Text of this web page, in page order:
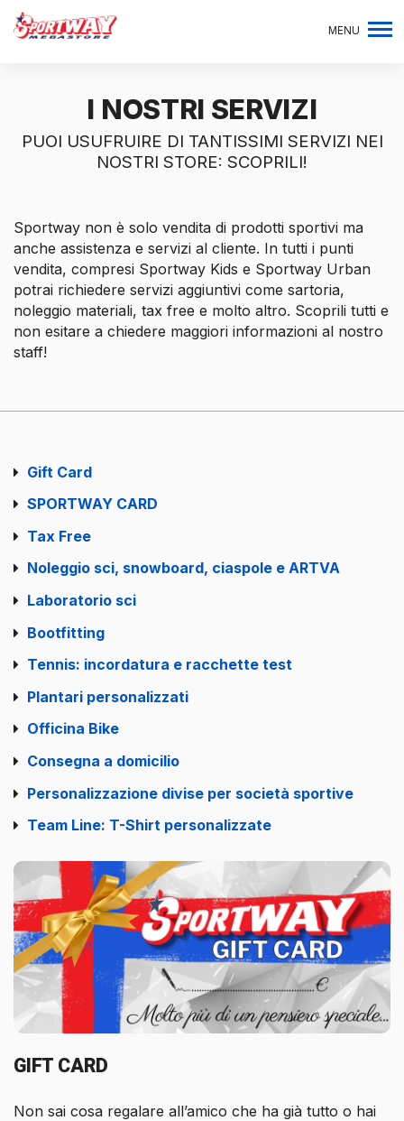
MENU
I NOSTRI SERVIZI
PUOI USUFRUIRE DI TANTISSIMI SERVIZI NEI
NOSTRI STORE: SCOPRILI!
Sportway non è solo vendita di prodotti sportivi ma
anche assistenza e servizi al cliente. In tutti i punti
vendita, compresi Sportway Kids e Sportway Urban
potrai richiedere servizi aggiuntivi come sartoria,
noleggio materiali, tax free e molto altro. Scoprili tutti e
non esitare a chiedere maggiori informazioni al nostro
staff!
Gift Card
SPORTWAY CARD
Tax Free
Noleggio sci, snowboard, ciaspole e ARTVA
Laboratorio sci
Bootfitting
Tennis: incordatura e racchette test
Plantari personalizzati
Officina Bike
Consegna a domicilio
Personalizzazione divise per società sportive
Team Line: T-Shirt personalizzate
GIFT CARD
Non sai cosa regalare all’amico che ha già tutto o hai